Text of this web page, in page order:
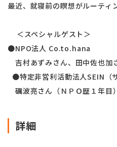
最近、就寝前の瞑想がルーティ
＜スペシャルゲスト＞
●NPO法人 Co.to.hana
吉村あずみさん、田中佐也加
●特定非営利活動法人SEIN（
礪波亮さん（ＮＰＯ歴１年目）
詳細